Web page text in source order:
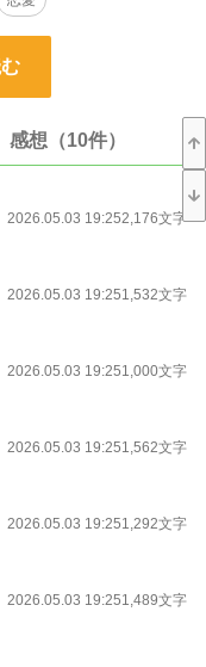
を問われ、すべてを失うこ
感想（10件）
2026.05.03 19:252,176文字
2026.05.03 19:251,532文字
2026.05.03 19:251,000文字
2026.05.03 19:251,562文字
2026.05.03 19:251,292文字
2026.05.03 19:251,489文字